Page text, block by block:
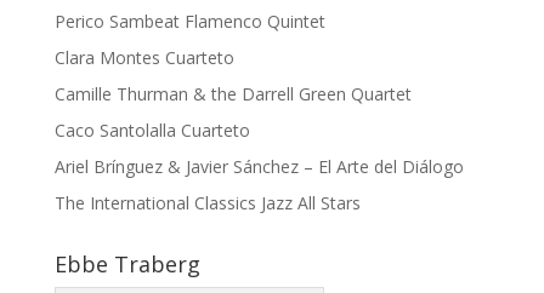
Perico Sambeat Flamenco Quintet
Clara Montes Cuarteto
Camille Thurman & the Darrell Green Quartet
Caco Santolalla Cuarteto
Ariel Brínguez & Javier Sánchez – El Arte del Diálogo
The International Classics Jazz All Stars
Ebbe Traberg